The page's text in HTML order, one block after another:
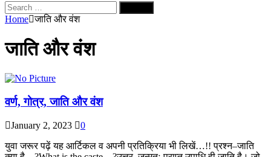
Search
for:
Home जाति और वंश
जाति और वंश
वर्ण, गोत्र, जाति और वंश
January 2, 2023
0
युवा जरूर पढ़ें यह आर्टिकल व अपनी प्रतिक्रिया भी लिखें…!! प्रश्न–जाति